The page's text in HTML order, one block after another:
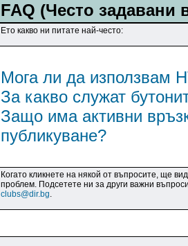
FAQ (Често задавани
Ето какво ни питате най-често:
Мога ли да използвам
За какво служат
Защо има активни
публикуване?
Когато кликнете на някой от въпросите, ще
проблем. Подсетете ни за други важни
clubs@dir.bg.